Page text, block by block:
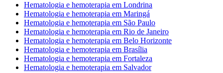
Hematologia e hemoterapia em Londrina
Hematologia e hemoterapia em Maringá
Hematologia e hemoterapia em São Paulo
Hematologia e hemoterapia em Rio de Janeiro
Hematologia e hemoterapia em Belo Horizonte
Hematologia e hemoterapia em Brasília
Hematologia e hemoterapia em Fortaleza
Hematologia e hemoterapia em Salvador